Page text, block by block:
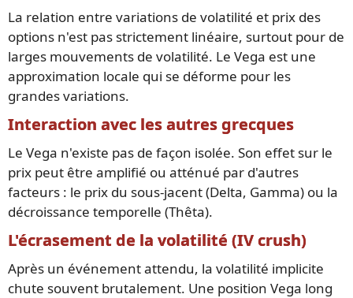
La relation entre variations de volatilité et prix des
options n'est pas strictement linéaire, surtout pour de
larges mouvements de volatilité. Le Vega est une
approximation locale qui se déforme pour les
grandes variations.
Interaction avec les autres grecques
Le Vega n'existe pas de façon isolée. Son effet sur le
prix peut être amplifié ou atténué par d'autres
facteurs : le prix du sous-jacent (Delta, Gamma) ou la
décroissance temporelle (Thêta).
L'écrasement de la volatilité (IV crush)
Après un événement attendu, la volatilité implicite
chute souvent brutalement. Une position Vega long